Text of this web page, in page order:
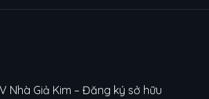
Nhà Giả Kim – Đăng ký sở hữu